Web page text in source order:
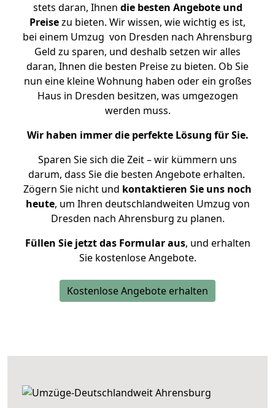
stets daran, Ihnen die besten Angebote und
Preisezu bieten. Wir wissen, wie wichtig es ist,
bei einem Umzug von Dresden nach Ahrensburg
Geld zu sparen, und deshalb setzen wir alles
daran, Ihnen die besten Preise zu bieten. Ob Sie
nun eine kleine Wohnung haben oder ein großes
Haus in Dresden besitzen, was umgezogen
werden muss.
Wir haben immer die perfekte Lösung für Sie.
Sparen Sie sich die Zeit – wir kümmern uns
darum, dass Sie die besten Angebote erhalten.
Zögern Sie nicht und kontaktieren Sie uns noch
heute, um Ihren deutschlandweiten Umzug von
Dresden nach Ahrensburg zu planen.
Füllen Sie jetzt das Formular aus, und erhalten
Sie kostenlose Angebote.
Kostenlose Angebote erhalten